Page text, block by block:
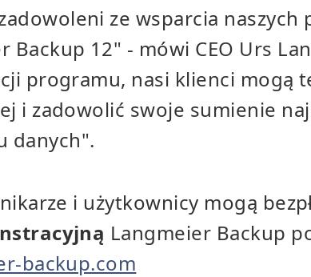
ze wsparcia
Backup 12" - mówi CEO Urs
programu, nasi klienci mogą
i zadowolić swoje sumienie
danych".
i użytkownicy mogą
Langmeier Backup
backup.com